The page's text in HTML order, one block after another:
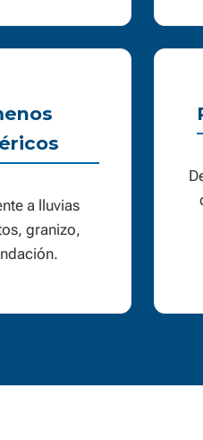
a lluvias
granizo,